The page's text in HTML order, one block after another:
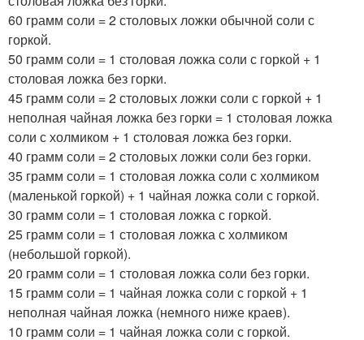
60 грамм соли = 2 столовых ложки обычной соли с
горкой.
50 грамм соли = 1 столовая ложка соли с горкой + 1
столовая ложка без горки.
45 грамм соли = 2 столовых ложки соли с горкой + 1
неполная чайная ложка без горки = 1 столовая ложка
соли с холмиком + 1 столовая ложка без горки.
40 грамм соли = 2 столовых ложки соли без горки.
35 грамм соли = 1 столовая ложка соли с холмиком
(маленькой горкой) + 1 чайная ложка соли с горкой.
30 грамм соли = 1 столовая ложка с горкой.
25 грамм соли = 1 столовая ложка с холмиком
(небольшой горкой).
20 грамм соли = 1 столовая ложка соли без горки.
15 грамм соли = 1 чайная ложка соли с горкой + 1
неполная чайная ложка (немного ниже краев).
10 грамм соли = 1 чайная ложка соли с горкой.